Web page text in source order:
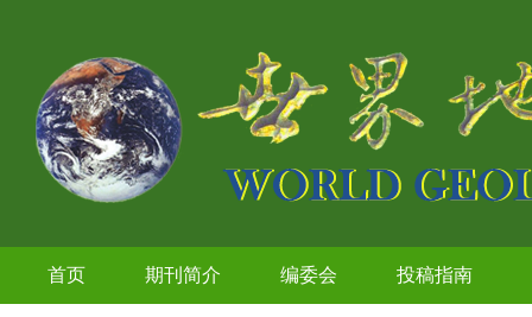
首页 期刊简介 编委会 投稿指南